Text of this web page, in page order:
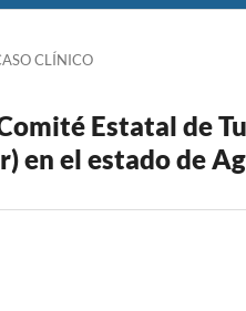
CLÍNICO
Estatal de
en el estado de